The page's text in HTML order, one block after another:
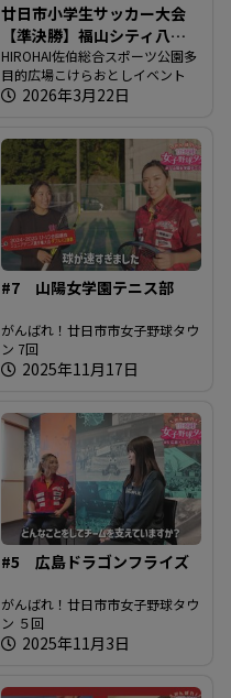
廿日市小学生サッカー大会
【準決勝】福山シティ八幡
VS 安芸府中
HIROHAI佐伯総合スポーツ公園多
目的広場こけらおとしイベント
2026年3月22日
#7 山陽女学園テニス部
がんばれ！廿日市市女子野球タウ
ン 7回
2025年11月17日
#5 広島ドラゴンフライズ
がんばれ！廿日市市女子野球タウ
ン ５回
2025年11月3日